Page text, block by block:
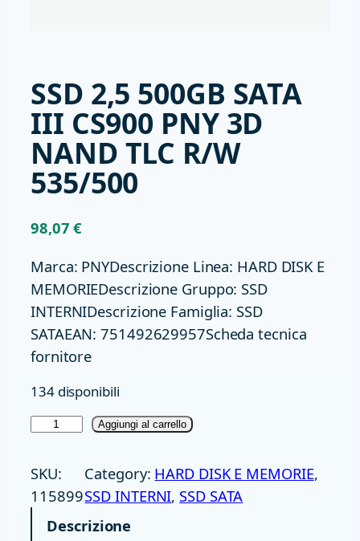
SSD 2,5 500GB SATA
III CS900 PNY 3D
NAND TLC R/W
535/500
98,07€
Marca: PNYDescrizione Linea: HARD DISK E
MEMORIEDescrizione Gruppo: SSD
INTERNIDescrizione Famiglia: SSD
SATAEAN: 751492629957Scheda tecnica
fornitore
134 disponibili
D
2
Aggiungi al carrello
SKU:
115899
Category: HARD DISK E MEMORIE
SSD INTERNI, SSD SATA
Descrizione